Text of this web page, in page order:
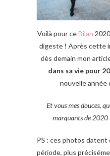
Voilà pour ceBilan
digeste ! Après cette
dès demain mon
dans sa vie pour
nouvelle année
Et vous mes douces,
marquants de 2020
PS : ces photos datent
période, plus